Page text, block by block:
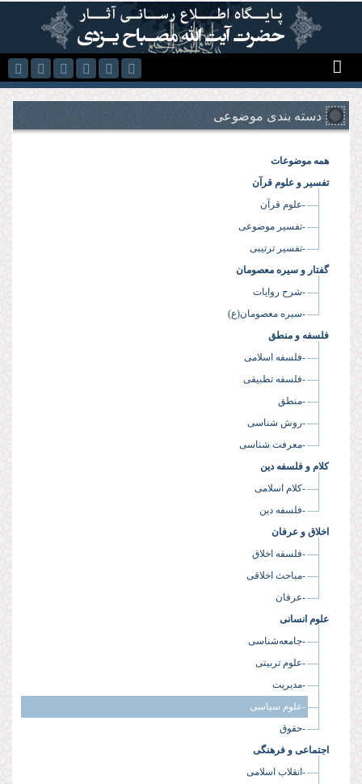
رفتن به محتوای اصلی
دسته بندی موضوعی
همه موضوعات
تفسیر و علوم قرآن
-علوم قرآن
-تفسیر موضوعی
-تفسیر ترتیبی
گفتار و سیره معصومان
-شرح روایات
-سیره معصومان(ع)
فلسفه و منطق
-فلسفه اسلامی
-فلسفه تطبیقی
-منطق
-روش شناسی
-معرفت شناسی
کلام و فلسفه دین
-کلام اسلامی
-فلسفه دین
اخلاق و عرفان
-فلسفه اخلاق
-مباحث اخلاقی
-عرفان
علوم انسانی
-جامعه‌شناسی
-علوم تربیتی
-مدیریت
-علوم سیاسی
-حقوق
اجتماعی و فرهنگی
-انقلاب اسلامی